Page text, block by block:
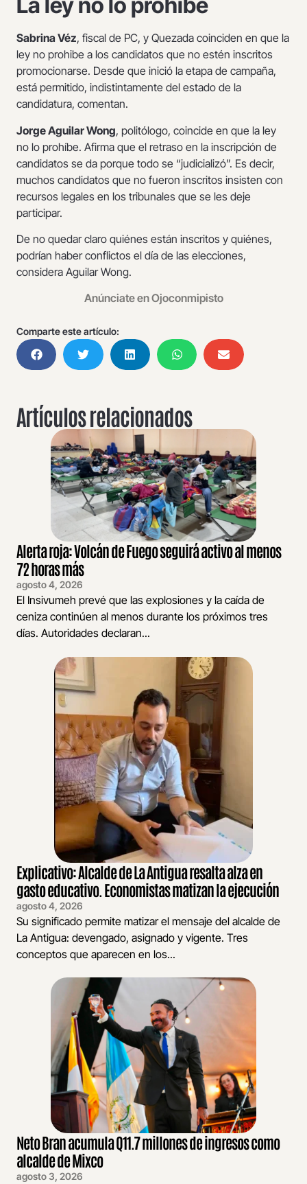
Sabrina Véz, fiscal de PC, y Quezada coinciden en que la
ley no prohibe a los candidatos que no estén inscritos
promocionarse. Desde que inició la etapa de campaña,
está permitido, indistintamente del estado de la
candidatura, comentan.
Jorge Aguilar Wong, politólogo, coincide en que la ley
no lo prohíbe. Afirma que el retraso en la inscripción de
candidatos se da porque todo se “judicializó”. Es decir,
muchos candidatos que no fueron inscritos insisten con
recursos legales en los tribunales que se les deje
participar.
De no quedar claro quiénes están inscritos y quiénes,
podrían haber conflictos el día de las elecciones,
considera Aguilar Wong.
Anúnciate en Ojoconmipisto
Comparte este artículo:
Artículos relacionados
Alerta roja: Volcán de Fuego seguirá activo al menos
72 horas más
agosto 4, 2026
El Insivumeh prevé que las explosiones y la caída de
ceniza continúen al menos durante los próximos tres
días. Autoridades declaran...
Explicativo: Alcalde de La Antigua resalta alza en
gasto educativo. Economistas matizan la ejecución
agosto 4, 2026
Su significado permite matizar el mensaje del alcalde de
La Antigua: devengado, asignado y vigente. Tres
conceptos que aparecen en los...
Neto Bran acumula Q11.7 millones de ingresos como
alcalde de Mixco
agosto 3, 2026